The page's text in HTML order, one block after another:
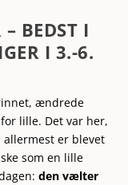
BEDST I
I 3.-6.
ændrede
lille. Det var her,
allermest er blevet
som en lille
den vælter